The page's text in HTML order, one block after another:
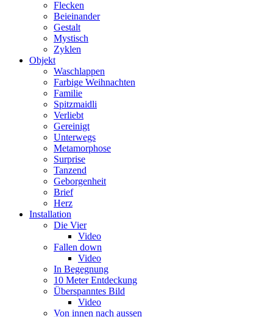
Flecken
Beieinander
Gestalt
Mystisch
Zyklen
Objekt
Waschlappen
Farbige Weihnachten
Familie
Spitzmaidli
Verliebt
Gereinigt
Unterwegs
Metamorphose
Surprise
Tanzend
Geborgenheit
Brief
Herz
Installation
Die Vier
Video
Fallen down
Video
In Begegnung
10 Meter Entdeckung
Überspanntes Bild
Video
Von innen nach aussen